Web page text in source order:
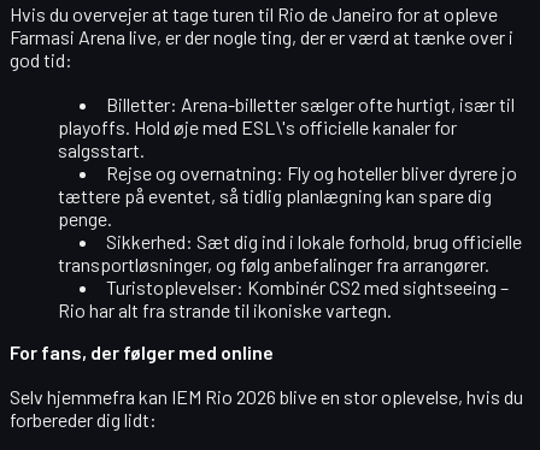
Hvis du overvejer at tage turen til Rio de Janeiro for at opleve
Farmasi Arena live, er der nogle ting, der er værd at tænke over i
god tid:
Billetter: Arena-billetter sælger ofte hurtigt, især til
playoffs. Hold øje med ESL\'s officielle kanaler for
salgsstart.
Rejse og overnatning: Fly og hoteller bliver dyrere jo
tættere på eventet, så tidlig planlægning kan spare dig
penge.
Sikkerhed: Sæt dig ind i lokale forhold, brug officielle
transportløsninger, og følg anbefalinger fra arrangører.
Turistoplevelser: Kombinér CS2 med sightseeing –
Rio har alt fra strande til ikoniske vartegn.
For fans, der følger med online
Selv hjemmefra kan IEM Rio 2026 blive en stor oplevelse, hvis du
forbereder dig lidt: